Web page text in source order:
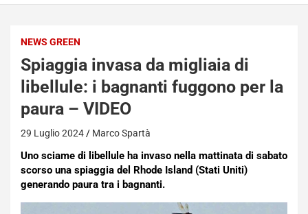
NEWS GREEN
Spiaggia invasa da migliaia di
libellule: i bagnanti fuggono per la
paura – VIDEO
29 Luglio 2024 Marco Spartà
Uno sciame di libellule ha invaso nella mattinata di sabato
scorso una spiaggia del Rhode Island (Stati Uniti)
generando paura tra i bagnanti.